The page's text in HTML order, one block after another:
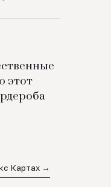
этот
Картах →